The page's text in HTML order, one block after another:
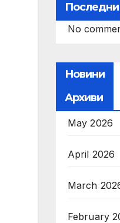
No
Новини
Архиви
May 2026
April 2026
March
February